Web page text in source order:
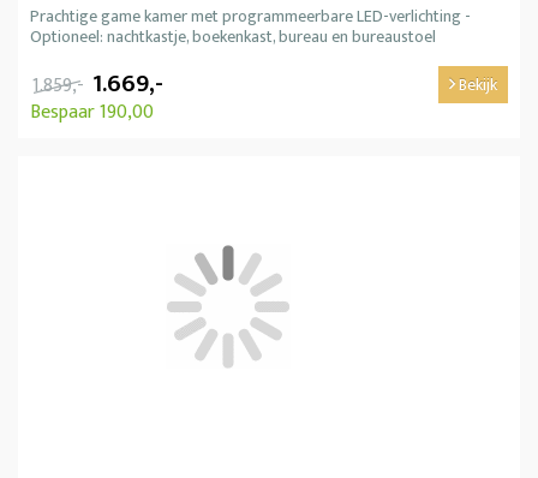
Prachtige game kamer met programmeerbare LED-verlichting -
Optioneel: nachtkastje, boekenkast, bureau en bureaustoel
1.859,- 1.669,-
Bespaar 190,00
Bekijk